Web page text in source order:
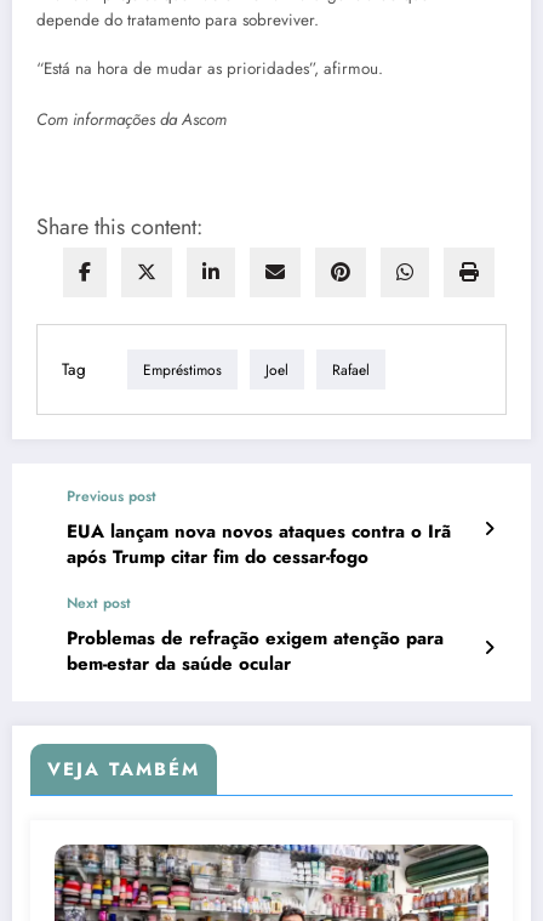
depende do tratamento para sobreviver.
“Está na hora de mudar as prioridades”, afirmou.
Com informações da Ascom
Share this content:
Tag Empréstimos Joel Rafael
Previous post
EUA lançam nova novos ataques contra o Irã
após Trump citar fim do cessar-fogo
Next post
Problemas de refração exigem atenção para
bem-estar da saúde ocular
VEJA TAMBÉM